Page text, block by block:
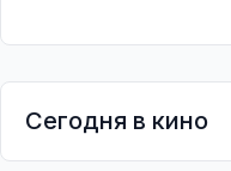
Сегодня в кино